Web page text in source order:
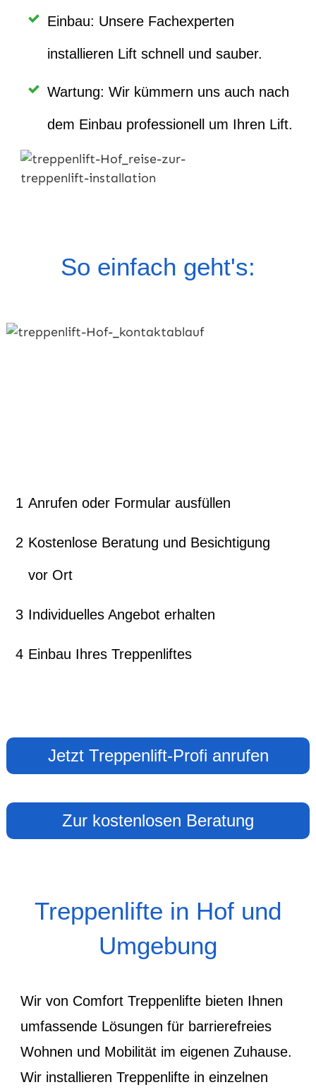
Einbau: Unsere Fachexperten
installieren Lift schnell und sauber.
Wartung: Wir kümmern uns auch nach
dem Einbau professionell um Ihren Lift.
So einfach geht's:
1 Anrufen oder Formular ausfüllen
2 Kostenlose Beratung und Besichtigung
vor Ort
3 Individuelles Angebot erhalten
4 Einbau Ihres Treppenliftes
Jetzt Treppenlift-Profi anrufen
Zur kostenlosen Beratung
Treppenlifte in Hof und
Umgebung
Wir von Comfort Treppenlifte bieten Ihnen
umfassende Lösungen für barrierefreies
Wohnen und Mobilität im eigenen Zuhause.
Wir installieren Treppenlifte in einzelnen